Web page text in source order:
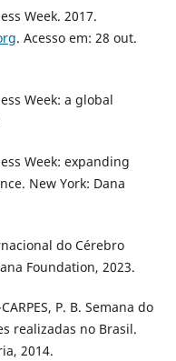
Week. 2017.
. Acesso em: 28 out.
Week: a global
Week: expanding
New York: Dana
do Cérebro
Foundation, 2023.
P. B. Semana do
realizadas no Brasil.
2014.